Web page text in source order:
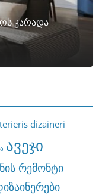
კარადა
dizaineri
ავეჯი
რემონტი